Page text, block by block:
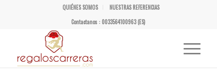
QUIÉNES SOMOS
NUESTRAS REFERENCIAS
Contactanos : 0033564100963 (ES)